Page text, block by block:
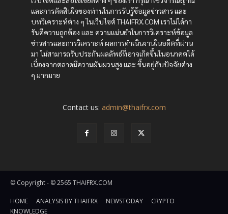
และการตัดสินใจของท่านในการรับรู้ข้อมูลข่าวสาร และ
บทวิเคราะห์ต่าง ๆ ในเว็บไซต์ THAIFRX.COM เราไม่ได้กา
รันตีความถูกต้อง และ ความแม่นยำในการวิเคราะห์ข้อมูล
ข่าวสารและการวิเคราะห์ ผลการดำเนินงานในอดีตที่ผ่าน
มา ไม่สามารถรับประกันผลลัพธ์ที่อาจเกิดขึ้นในอนาคตได้
เนื่องจากตลาดมีความผันผวนสูง และ ขึ้นอยู่กับปัจจัยต่าง
ๆ มากมาย
Contact us: admin@thaifrx.com
© Copyright - © 2565 THAIFRX.COM
HOME ANALYSIS BY THAIFRX NEWSTODAY
CRYPTO
KNOWLEDGE